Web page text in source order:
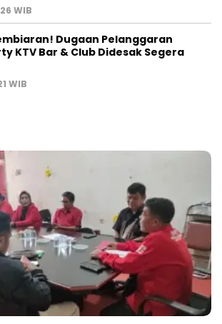
WIB
Dugaan Pelanggaran
KTV Bar & Club Didesak Segera
WIB